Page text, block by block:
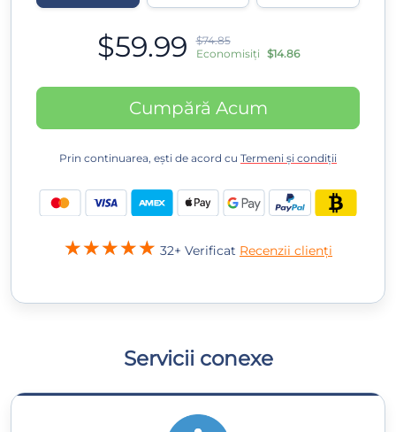
$59.99
$74.85
Economisiți $14.86
Cumpără Acum
Prin continuarea, ești de acord cu Termeni și condiții
32+ Verificat Recenzii clienți
Servicii conexe